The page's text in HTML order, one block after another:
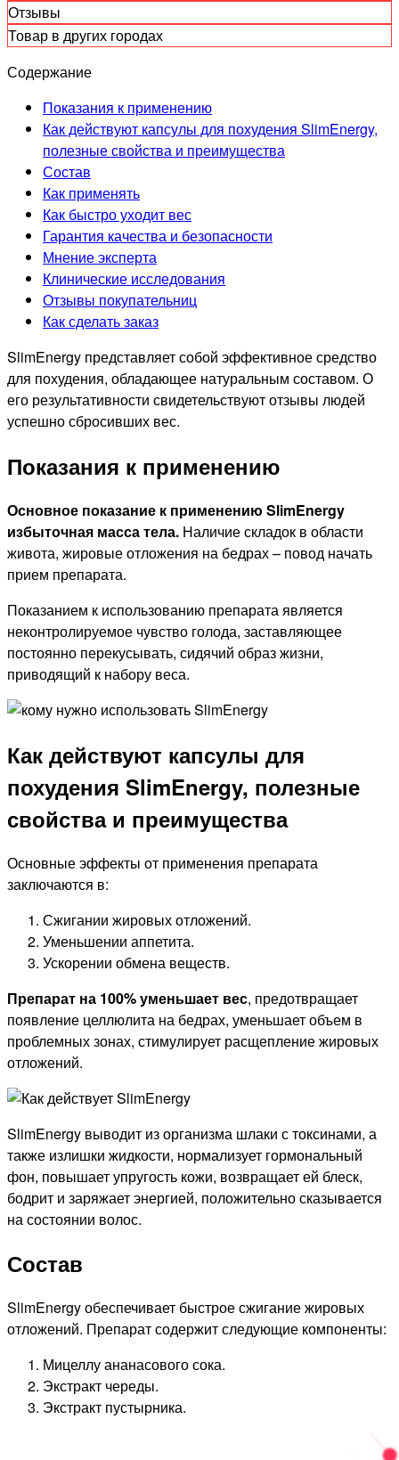
Отзывы
Товар в других городах
Содержание
Показания к применению
Как действуют капсулы для похудения SlimEnergy,
полезные свойства и преимущества
Состав
Как применять
Как быстро уходит вес
Гарантия качества и безопасности
Мнение эксперта
Клинические исследования
Отзывы покупательниц
Как сделать заказ
SlimEnergy представляет собой эффективное средство
для похудения, обладающее натуральным составом. О
его результативности свидетельствуют отзывы людей
успешно сбросивших вес.
Показания к применению
Основное показание к применению SlimEnergy
избыточная масса тела. Наличие складок в области
живота, жировые отложения на бедрах – повод начать
прием препарата.
Показанием к использованию препарата является
неконтролируемое чувство голода, заставляющее
постоянно перекусывать, сидячий образ жизни,
приводящий к набору веса.
Как действуют капсулы для
похудения SlimEnergy, полезные
свойства и преимущества
Основные эффекты от применения препарата
заключаются в:
Сжигании жировых отложений.
Уменьшении аппетита.
Ускорении обмена веществ.
Препарат на 100% уменьшает вес, предотвращает
появление целлюлита на бедрах, уменьшает объем в
проблемных зонах, стимулирует расщепление жировых
отложений.
SlimEnergy выводит из организма шлаки с токсинами, а
также излишки жидкости, нормализует гормональный
фон, повышает упругость кожи, возвращает ей блеск,
бодрит и заряжает энергией, положительно сказывается
на состоянии волос.
Состав
SlimEnergy обеспечивает быстрое сжигание жировых
отложений. Препарат содержит следующие компоненты:
Мицеллу ананасового сока.
Экстракт череды.
Экстракт пустырника.